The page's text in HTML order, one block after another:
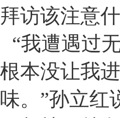
拜访该注意
“我遭遇过
根本没让我
味。 ”孙立红